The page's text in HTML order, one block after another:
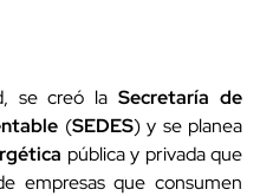
se creó laSecretaría de
(SEDES) y se planea
pública y privada que
empresas que consumen